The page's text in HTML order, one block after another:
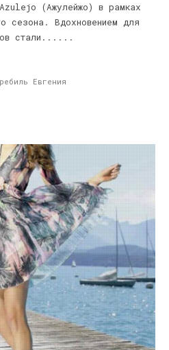
Аzulejo (Ажулейжо) в рамках
сезона. Вдохновением для
стали......
Евгения